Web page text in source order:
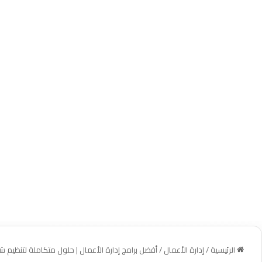
الرئيسية/إدارة الأعمال/أفضل برامج إدارة الأعمال | حلول متكاملة لتنظيم